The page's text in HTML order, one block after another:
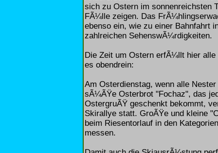
sich zu Ostern im sonnenreichsten
FÃ¼lle zeigen. Das
ebenso ein, wie zu einer Bahnfahrt
zahlreichen SehenswÃ¼rdigkeiten.
Die Zeit um Ostern erfÃ¼llt hier
es obendrein:
Am Osterdienstag, wenn alle
sÃ¼ÃŸe Osterbrot "Fochaz", das
OstergruÃŸ geschenkt bekommt,
Skirallye statt. GroÃŸe und kleine
beim Riesentorlauf in den
messen.